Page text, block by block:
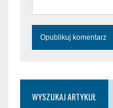
WYSZUKAJ ARTYKUŁ